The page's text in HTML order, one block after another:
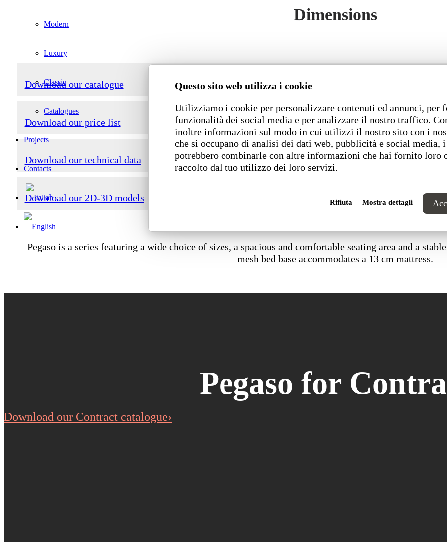
Questo sito web utilizza i cookie
Utilizziamo i cookie per personalizzare contenuti ed annunci, per
funzionalità dei social media e per analizzare il nostro traffico.
inoltre informazioni sul modo in cui utilizzi il nostro sito con i
che si occupano di analisi dei dati web, pubblicità e social media,
potrebbero combinarle con altre informazioni che hai fornito loro
raccolto dal tuo utilizzo dei loro servizi.
Rifiuta Mostra dettagli
Modern
Luxury
Classic
Catalogues
Projects
Contacts
Dimensions
Download our catalogue
Download our price list
Download our technical data
Download our 2D-3D models
Pegaso is a series featuring a wide choice of sizes, a spacious and comfortable seating area and a
mesh bed base accommodates a 13 cm mattress.
Pegaso for
Download our Contract catalogue›